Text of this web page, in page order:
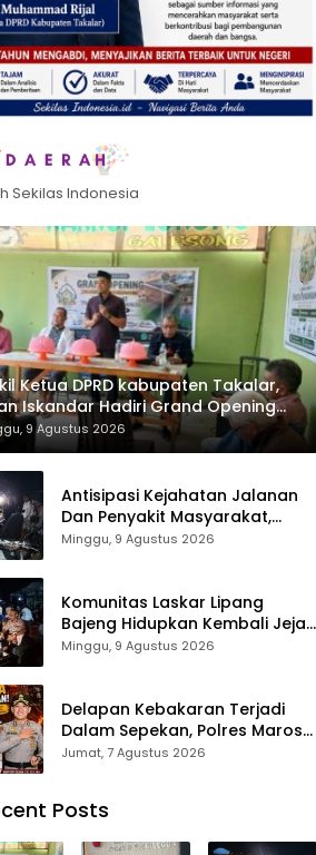
Sekilas Indonesia
Ketua DPRD kabupaten Takalar,
Iskandar Hadiri Grand Opening
sehat Pertama di Takalar,
Terapis Gratis untuk Pasien
dan umum.
9 Agustus 2026
Antisipasi Kejahatan Jalanan
Dan Penyakit Masyarakat,
Polres Maros Gelar Razia
Minggu, 9 Agustus 2026
Komunitas Laskar Lipang
Bajeng Hidupkan Kembali Jejak
Perjuangan Ranggong Daeng
Adalah Warisan yang Tak
Ternilai”.
Minggu, 9 Agustus 2026
Delapan Kebakaran Terjadi
Dalam Sepekan, Polres Maros
Keluarkan Imbauan kepada
Jumat, 7 Agustus 2026
Posts